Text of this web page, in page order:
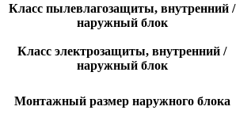
Класс пылевлагозащиты, внутренний /
наружный блок
Класс электрозащиты, внутренний /
наружный блок
Монтажный размер наружного блока